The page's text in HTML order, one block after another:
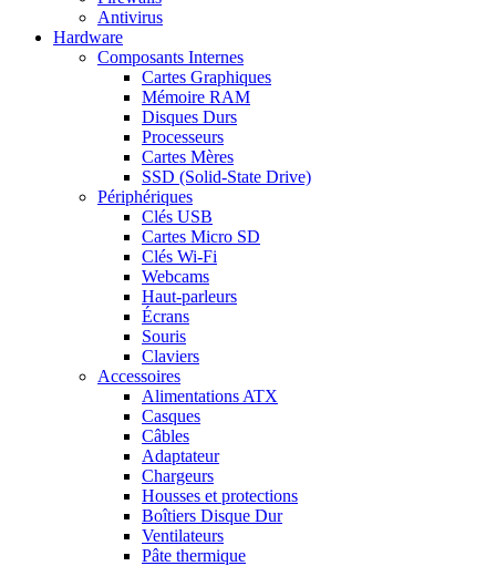
Antivirus
Hardware
Composants Internes
Cartes Graphiques
Mémoire RAM
Disques Durs
Processeurs
Cartes Mères
SSD (Solid-State Drive)
Périphériques
Clés USB
Cartes Micro SD
Clés Wi-Fi
Webcams
Haut-parleurs
Écrans
Souris
Claviers
Accessoires
Alimentations ATX
Casques
Câbles
Adaptateur
Chargeurs
Housses et protections
Boîtiers Disque Dur
Ventilateurs
Pâte thermique